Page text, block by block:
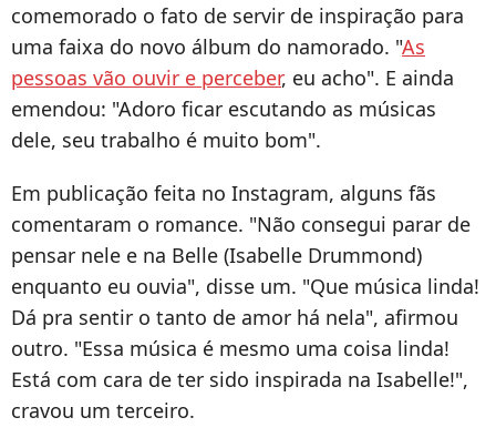
comemorado o fato de servir de inspiração para
uma faixa do novo álbum do namorado. "As
pessoas vão ouvir e perceber, eu acho". E ainda
emendou: "Adoro ficar escutando as músicas
dele, seu trabalho é muito bom".
Em publicação feita no Instagram, alguns fãs
comentaram o romance. "Não consegui parar de
pensar nele e na Belle (Isabelle Drummond)
enquanto eu ouvia", disse um. "Que música linda!
Dá pra sentir o tanto de amor há nela", afirmou
outro. "Essa música é mesmo uma coisa linda!
Está com cara de ter sido inspirada na Isabelle!",
cravou um terceiro.